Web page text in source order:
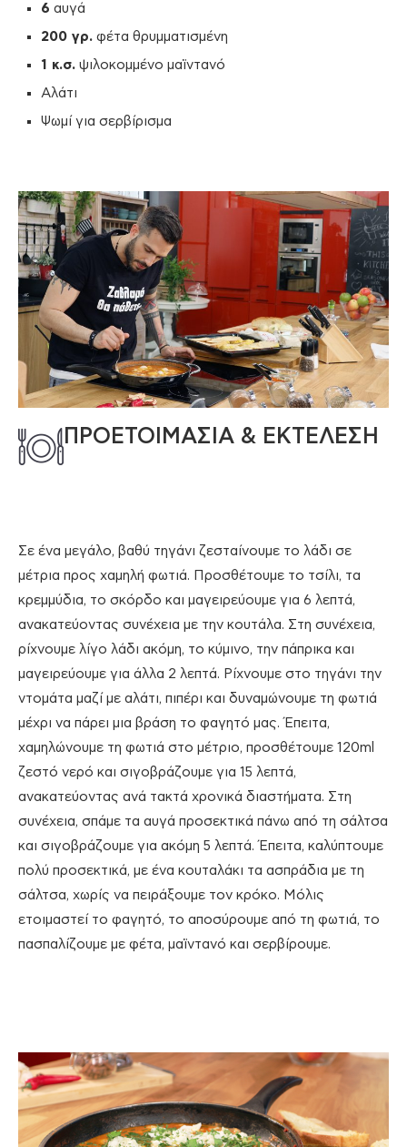
6 αυγά
200 γρ. φέτα θρυμματισμένη
1 κ.σ. ψιλοκομμένο μαϊντανό
Αλάτι
Ψωμί για σερβίρισμα
ΠΡΟΕΤΟΙΜΑΣΙΑ & ΕΚΤΕΛΕΣΗ
Σε ένα μεγάλο, βαθύ τηγάνι ζεσταίνουμε το λάδι σε
μέτρια προς χαμηλή φωτιά. Προσθέτουμε το τσίλι, τα
κρεμμύδια, το σκόρδο και μαγειρεύουμε για 6 λεπτά,
ανακατεύοντας συνέχεια με την κουτάλα. Στη συνέχεια,
ρίχνουμε λίγο λάδι ακόμη, το κύμινο, την πάπρικα και
μαγειρεύουμε για άλλα 2 λεπτά. Ρίχνουμε στο τηγάνι την
ντομάτα μαζί με αλάτι, πιπέρι και δυναμώνουμε τη φωτιά
μέχρι να πάρει μια βράση το φαγητό μας. Έπειτα,
χαμηλώνουμε τη φωτιά στο μέτριο, προσθέτουμε 120ml
ζεστό νερό και σιγοβράζουμε για 15 λεπτά,
ανακατεύοντας ανά τακτά χρονικά διαστήματα. Στη
συνέχεια, σπάμε τα αυγά προσεκτικά πάνω από τη σάλτσα
και σιγοβράζουμε για ακόμη 5 λεπτά. Έπειτα, καλύπτουμε
πολύ προσεκτικά, με ένα κουταλάκι τα ασπράδια με τη
σάλτσα, χωρίς να πειράξουμε τον κρόκο. Μόλις
ετοιμαστεί το φαγητό, το αποσύρουμε από τη φωτιά, το
πασπαλίζουμε με φέτα, μαϊντανό και σερβίρουμε.